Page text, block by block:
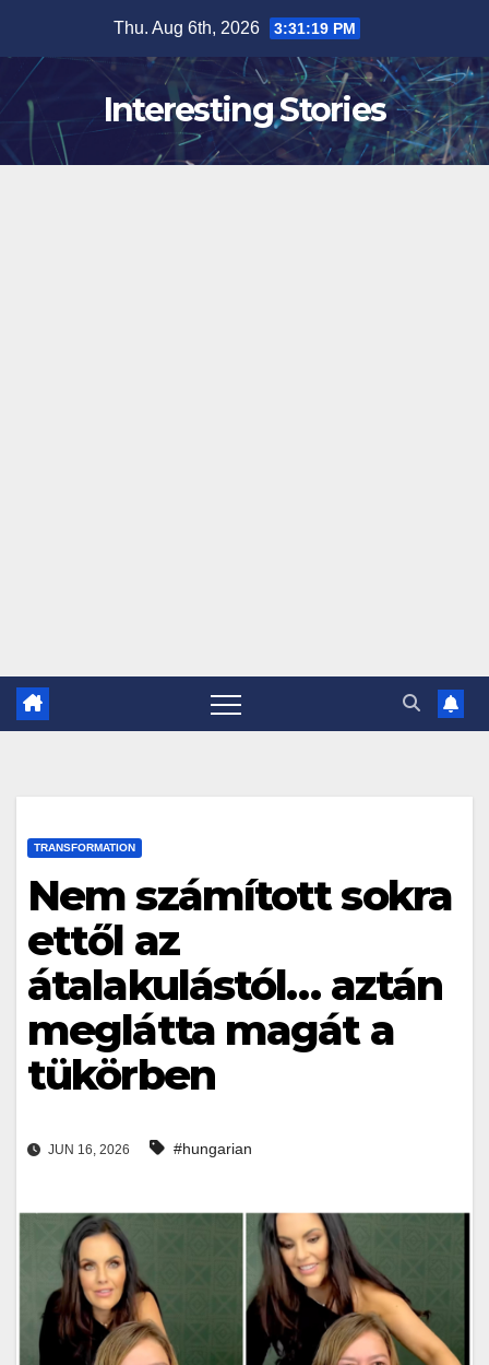
content
Thu. Aug 6th, 2026 3:31:20 PM
Interesting Stories
TRANSFORMATION
Nem számított sokra
ettől az
átalakulástól… aztán
meglátta magát a
tükörben
JUN 16, 2026 #hungarian